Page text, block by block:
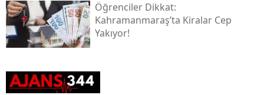
Öğrenciler Dikkat:
Kahramanmaraş’ta Kiralar Cep
Yakıyor!